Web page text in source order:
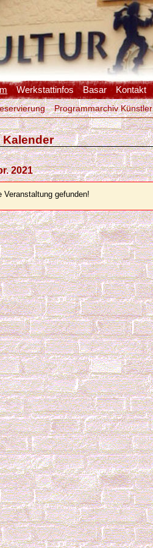
Werkstattinfos Basar Kontakt
Programmarchiv Künstler
2021
Veranstaltung gefunden!